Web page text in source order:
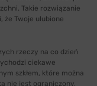
Takie rozwiązanie
że Twoje ulubione
rzeczy na co dzień
ciekawe
szkłem, które można
nie jest ograniczony,